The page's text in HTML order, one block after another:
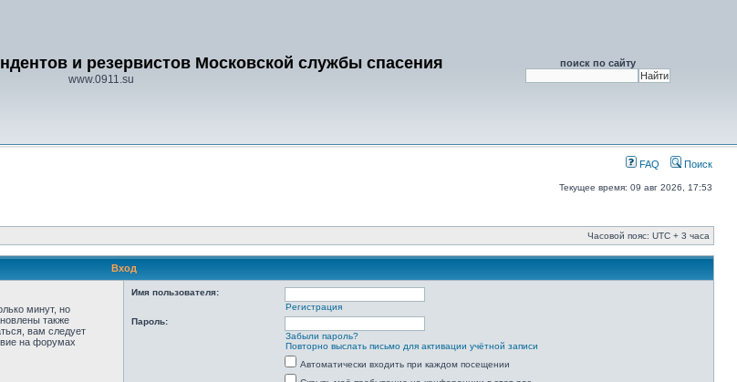
и резервистов Московской службы спасения
www.0911.su
поиск по сайту
FAQ Поиск
Текущее время: 09 авг 2026, 17:53
Часовой пояс: UTC + 3 часа
Вход
минут, но
также
вам следует
на форумах
Имя пользователя:
Регистрация
Пароль:
Забыли пароль?
Повторно выслать письмо для активации учётной записи
Автоматически входить при каждом посещении